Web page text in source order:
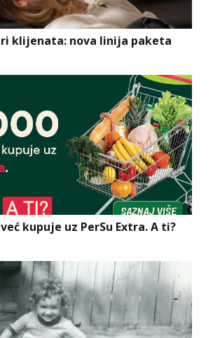
klijenata: nova linija paketa
kupuje uz PerSu Extra. A ti?